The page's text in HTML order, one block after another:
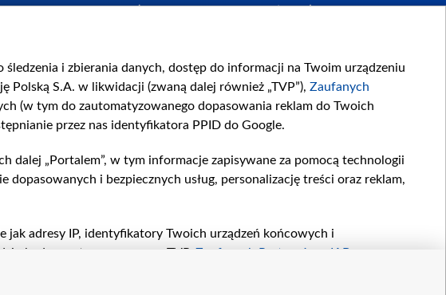
Polityka Prywatności
Procedura zgłoszeń
i zbierania danych, dostęp do informacji na Twoim urządzeniu
S.A. w likwidacji (zwaną dalej również „TVP”), Zaufanych
(w tym do zautomatyzowanego dopasowania reklam do Twoich
przez nas identyfikatora PPID do Google.
dalej „Portalem”, w tym informacje zapisywane za pomocą technologii
i bezpiecznych usług, personalizację treści oraz reklam,
jak adresy IP, identyfikatory Twoich urządzeń końcowych i
będą przetwarzane przez TVP, Zaufanych Partnerów z IAB
na urządzeniu lub dostęp do nich, wyboru podstawowych reklam,
treści, wyboru spersonalizowanych treści, pomiaru